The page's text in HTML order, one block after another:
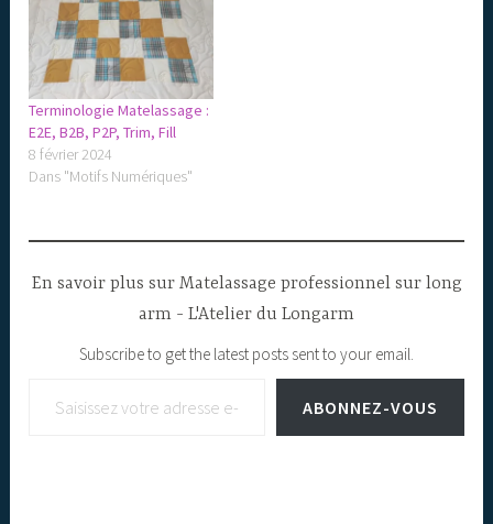
Terminologie Matelassage :
E2E, B2B, P2P, Trim, Fill
8 février 2024
Dans "Motifs Numériques"
En savoir plus sur Matelassage professionnel sur long
arm - L'Atelier du Longarm
Subscribe to get the latest posts sent to your email.
ABONNEZ-VOUS